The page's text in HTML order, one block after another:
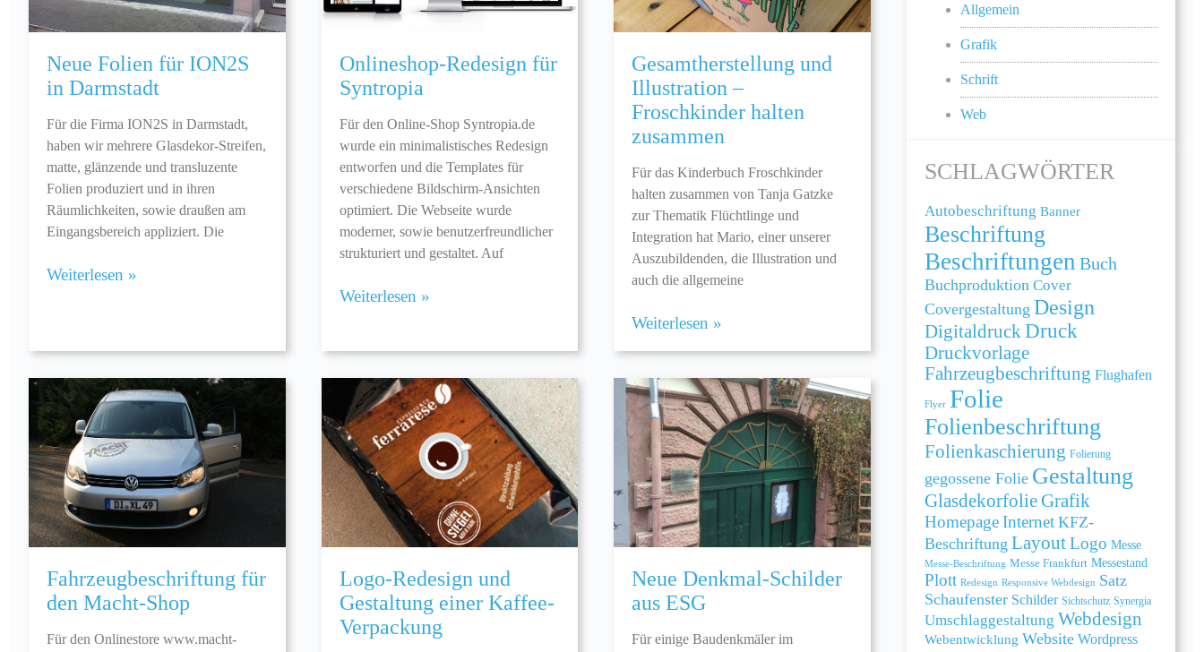
Neue Folien für ION2S
in Darmstadt
Für die Firma ION2S in Darmstadt,
haben wir mehrere Glasdekor-Streifen,
matte, glänzende und transluzente
Folien produziert und in ihren
Räumlichkeiten, sowie draußen am
Eingangsbereich appliziert. Die
Weiterlesen »
Onlineshop-Redesign für
Syntropia
Für den Online-Shop Syntropia.de
wurde ein minimalistisches Redesign
entworfen und die Templates für
verschiedene Bildschirm-Ansichten
optimiert. Die Webseite wurde
moderner, sowie benutzerfreundlicher
strukturiert und gestaltet. Auf
Weiterlesen »
Gesamtherstellung und
Illustration –
Froschkinder halten
zusammen
Für das Kinderbuch Froschkinder
halten zusammen von Tanja Gatzke
zur Thematik Flüchtlinge und
Integration hat Mario, einer unserer
Auszubildenden, die Illustration und
auch die allgemeine
Weiterlesen »
Fahrzeugbeschriftung für
den Macht-Shop
Für den Onlinestore www.macht-
Logo-Redesign und
Gestaltung einer Kaffee-
Verpackung
Neue Denkmal-Schilder
aus ESG
Für einige Baudenkmäler im
Allgemein
Grafik
Schrift
Web
SCHLAGWÖRTER
Autobeschriftung Banner
Beschriftung
Beschriftungen Buch
Buchproduktion Cover
Covergestaltung Design
Digitaldruck Druck
Druckvorlage
Fahrzeugbeschriftung Flughafen
Flyer Folie
Folienbeschriftung
Folienkaschierung Folierung
gegossene Folie Gestaltung
Glasdekorfolie Grafik
HomepageInternet KFZ-
Beschriftung LayoutLogo Messe
Messe-Beschriftung Messe Frankfurt Messestand
Plott Redesign Responsive Webdesign Satz
Schaufenster Schilder Sichtschutz Synergia
Umschlaggestaltung Webdesign
Webentwicklung Website Wordpress